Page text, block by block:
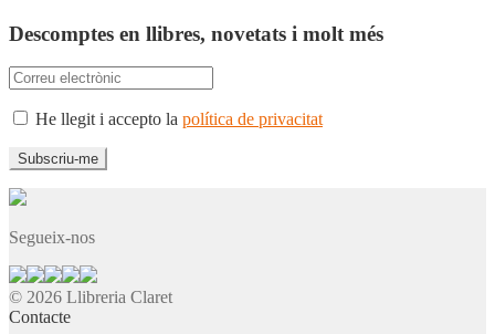
Descomptes en llibres, novetats i molt més
He llegit i accepto la política de privacitat
Segueix-nos
© 2026 Llibreria Claret
Contacte